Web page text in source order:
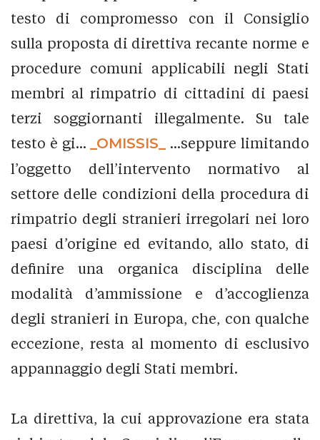
testo di compromesso con il Consiglio
sulla proposta di direttiva recante norme e
procedure comuni applicabili negli Stati
membri al rimpatrio di cittadini di paesi
terzi soggiornanti illegalmente. Su tale
testo è gi...
_OMISSIS_
...seppure limitando
l’oggetto dell’intervento normativo al
settore delle condizioni della procedura di
rimpatrio degli stranieri irregolari nei loro
paesi d’origine ed evitando, allo stato, di
definire una organica disciplina delle
modalità d’ammissione e d’accoglienza
degli stranieri in Europa, che, con qualche
eccezione, resta al momento di esclusivo
appannaggio degli Stati membri.
La direttiva, la cui approvazione era stata